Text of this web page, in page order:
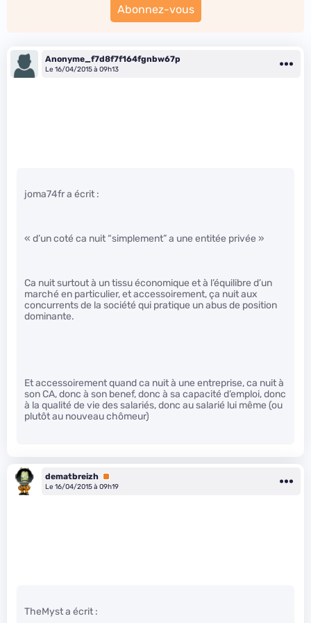
Abonnez-vous
Anonyme_f7d8f7f164fgnbw67p
Le 16/04/2015 à 09h13
joma74fr a écrit :
« d’un coté ca nuit “simplement” a une entitée privée »
Ca nuit surtout à un tissu économique et à l’équilibre d’un
marché en particulier, et accessoirement, ça nuit aux
concurrents de la société qui pratique un abus de position
dominante.
Et accessoirement quand ca nuit à une entreprise, ca nuit à
son CA, donc à son benef, donc à sa capacité d’emploi, donc
à la qualité de vie des salariés, donc au salarié lui même (ou
plutôt au nouveau chômeur)
dematbreizh Premium
Le 16/04/2015 à 09h19
TheMyst a écrit :